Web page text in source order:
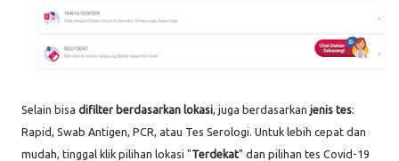
Selain bisa difilter berdasarkan lokasi, juga berdasarkan jenis tes:
Rapid, Swab Antigen, PCR, atau Tes Serologi. Untuk lebih cepat dan
mudah, tinggal klik pilihan lokasi "Terdekat" dan pilihan tes Covid-19